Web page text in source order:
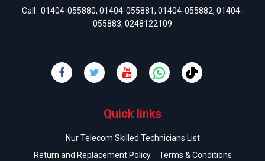
Call : 01404-055880, 01404-055881, 01404-055882, 01404-
055883, 0248122109
Quick links
Nur Telecom Skilled Technicians List
Return and Replacement Policy
Terms & Conditions